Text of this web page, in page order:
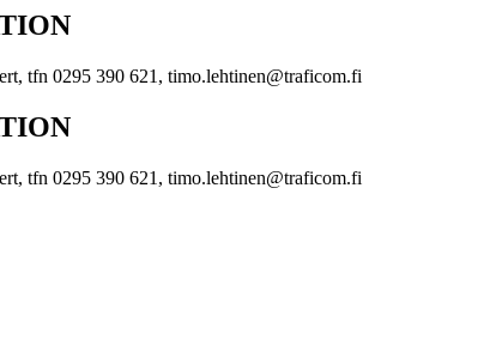
tfn 0295 390 621, timo.lehtinen@traficom.fi
tfn 0295 390 621, timo.lehtinen@traficom.fi